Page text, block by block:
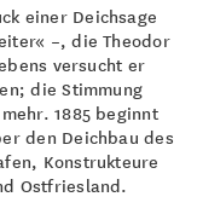
einer Deichsage
–, die Theodor
versucht er
die Stimmung
1885 beginnt
den Deichbau des
Konstrukteure
Ostfriesland.